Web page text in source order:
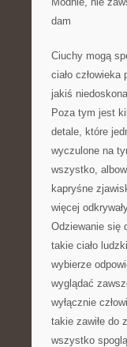
dam
Ciuchy mogą
ciało
jakiś
Poza tym jest
detale, które
wyczulone na
wszystko,
kapryśne
więcej
Odziewanie się
takie ciało
wybierze
wyglądać
wyłącznie
takie zawiłe do
wszystko